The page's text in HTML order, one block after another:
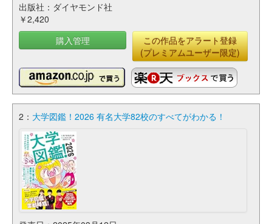
出版社：ダイヤモンド社
￥2,420
購入管理
この作品をアラート登録
(プレミアムユーザー限定)
2： 大学図鑑！2026 有名大学82校のすべてがわかる！